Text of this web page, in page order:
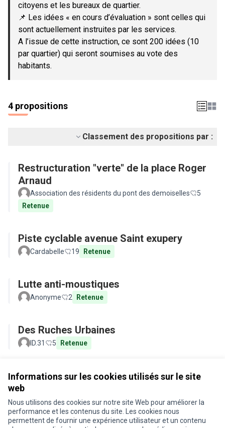
Informations sur les cookies utilisés sur le site
web
Nous utilisons des cookies sur notre site Web pour améliorer la
performance et les contenus du site. Les cookies nous
permettent de fournir une expérience utilisateur et un contenu
citoyens et les bureaux de quartier.
📌 Les idées « en cours d’évaluation » sont celles qui
sont actuellement instruites par les services.
A l’issue de cette instruction, ce sont 200 idées (10
par quartier) qui seront soumises au vote des
habitants.
4 propositions
Classement des propositions par :
Restructuration "verte" de la place Roger
Arnaud
Association des résidents du pont des demoiselles
5
Retenue
Piste cyclable avenue Saint exupery
Cardabelle 19 Retenue
Lutte anti-moustiques
Anonyme 2 Retenue
Des Ruches Urbaines
ID.31 5 Retenue
Conditions d'utilisation
Paramètres des cookies
Je participe ! sur X
Je participe ! sur Facebook
Je participe ! sur Instagram